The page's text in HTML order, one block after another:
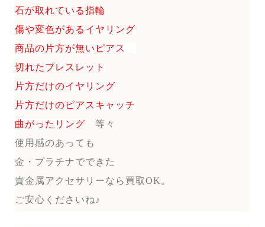
石が取れている指輪
傷や変色があるイヤリング
商品の片方が無いピアス
切れたブレスレット
片方だけのイヤリング
片方だけのピアスキャッチ
曲がったリング
等々
使用感のあっても
金・プラチナでできた
貴金属アクセサリーなら買取OK。
ご安心くださいね♪